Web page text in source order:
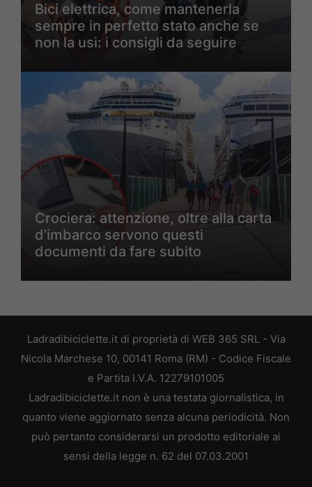
Bici elettrica, come mantenerla
sempre in perfetto stato anche se
non la usi: i consigli da seguire
Crociera: attenzione, oltre alla carta
d’imbarco servono questi
documenti da fare subito
Ladradibiciclette.it di proprietà di WEB 365 SRL - Via
Nicola Marchese 10, 00141 Roma (RM) - Codice Fiscale
e Partita I.V.A. 12279101005
Ladradibiciclette.it non è una testata giornalistica, in
quanto viene aggiornato senza alcuna periodicità. Non
può pertanto considerarsi un prodotto editoriale ai
sensi della legge n. 62 del 07.03.2001